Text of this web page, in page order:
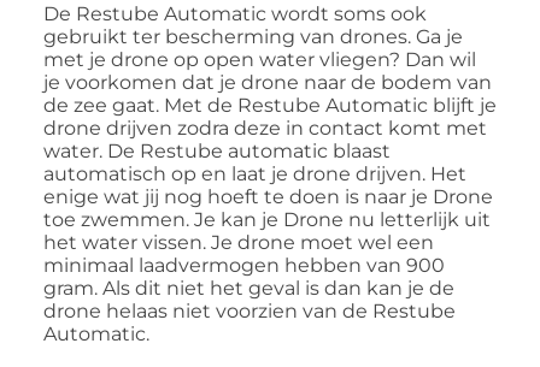
De Restube Automatic wordt soms ook
gebruikt ter bescherming van drones. Ga je
met je drone op open water vliegen? Dan wil
je voorkomen dat je drone naar de bodem van
de zee gaat. Met de Restube Automatic blijft je
drone drijven zodra deze in contact komt met
water. De Restube automatic blaast
automatisch op en laat je drone drijven. Het
enige wat jij nog hoeft te doen is naar je Drone
toe zwemmen. Je kan je Drone nu letterlijk uit
het water vissen. Je drone moet wel een
minimaal laadvermogen hebben van 900
gram. Als dit niet het geval is dan kan je de
drone helaas niet voorzien van de Restube
Automatic.